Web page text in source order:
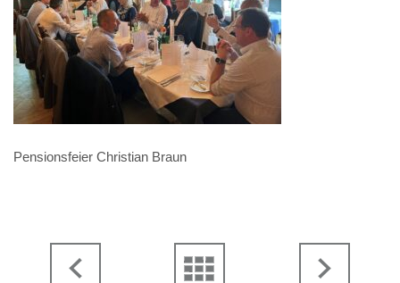
Pensionsfeier Christian Braun